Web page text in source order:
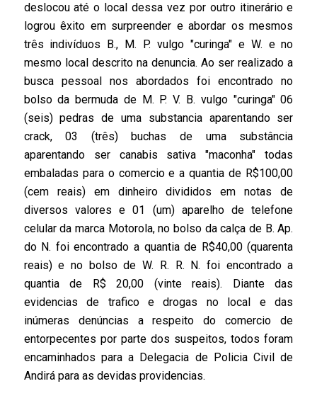
deslocou até o local dessa vez por outro itinerário e
logrou êxito em surpreender e abordar os mesmos
três indivíduos B., M. P. vulgo "curinga" e W. e no
mesmo local descrito na denuncia. Ao ser realizado a
busca pessoal nos abordados foi encontrado no
bolso da bermuda de M. P. V. B. vulgo "curinga" 06
(seis) pedras de uma substancia aparentando ser
crack, 03 (três) buchas de uma substância
aparentando ser canabis sativa "maconha" todas
embaladas para o comercio e a quantia de R$100,00
(cem reais) em dinheiro divididos em notas de
diversos valores e 01 (um) aparelho de telefone
celular da marca Motorola, no bolso da calça de B. Ap.
do N. foi encontrado a quantia de R$40,00 (quarenta
reais) e no bolso de W. R. R. N. foi encontrado a
quantia de R$ 20,00 (vinte reais). Diante das
evidencias de trafico e drogas no local e das
inúmeras denúncias a respeito do comercio de
entorpecentes por parte dos suspeitos, todos foram
encaminhados para a Delegacia de Policia Civil de
Andirá para as devidas providencias.